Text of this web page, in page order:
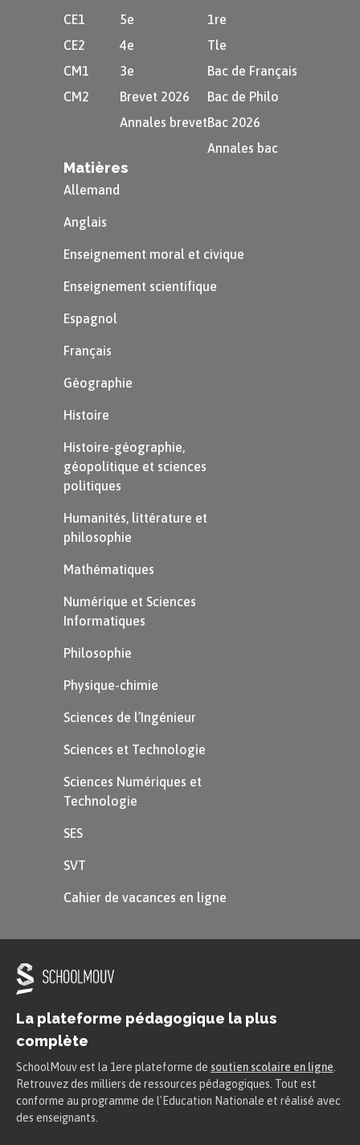
CE1
CE2
CM1
CM2
5e
4e
3e
Brevet 2026
Annales brevet
1re
Tle
Bac de Français
Bac de Philo
Bac 2026
Annales bac
Matières
Allemand
Anglais
Enseignement moral et civique
Enseignement scientifique
Espagnol
Français
Géographie
Histoire
Histoire-géographie,
géopolitique et sciences
politiques
Humanités, littérature et
philosophie
Mathématiques
Numérique et Sciences
Informatiques
Philosophie
Physique-chimie
Sciences de l’Ingénieur
Sciences et Technologie
Sciences Numériques et
Technologie
SES
SVT
Cahier de vacances en ligne
La plateforme pédagogique la plus
complète
SchoolMouv est la 1ere plateforme de soutien scolaire en ligne
Retrouvez des milliers de ressources pédagogiques. Tout est
conforme au programme de l'Education Nationale et réalisé avec
des enseignants.